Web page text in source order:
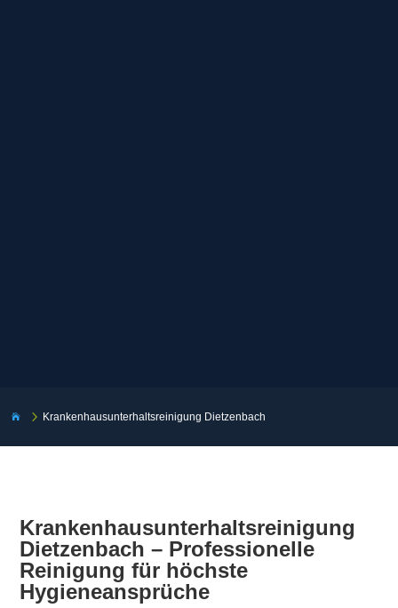
 5 Krankenhausunterhaltsreinigung Dietzenbach
Krankenhausunterhaltsreinigung
Dietzenbach – Professionelle
Reinigung für höchste
Hygieneansprüche